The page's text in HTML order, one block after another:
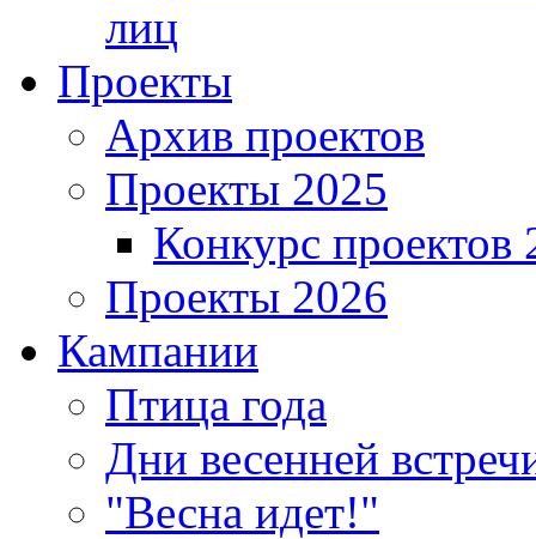
лиц
Проекты
Архив проектов
Проекты 2025
Конкурс проектов
Проекты 2026
Кампании
Птица года
Дни весенней
"Весна идет!"